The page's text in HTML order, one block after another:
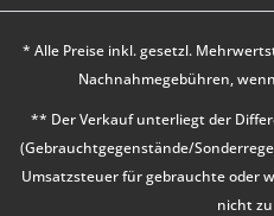
* Alle Preise inkl. gesetzl.
Nachnahmegebühren,
** Der Verkauf unterliegt der
(Gebrauchtgegenstände/
Umsatzsteuer für gebrauchte oder
nicht